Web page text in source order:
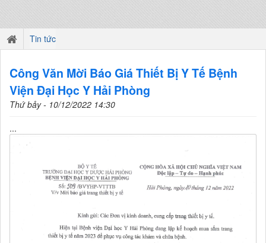
Tin tức
Công Văn Mời Báo Giá Thiết Bị Y Tế Bệnh
Viện Đại Học Y Hải Phòng
Thứ bảy - 10/12/2022 14:30
...